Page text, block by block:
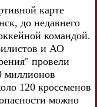
карте
до недавнего
командой.
и АО
провели
миллионов
120 кроссменов
можно